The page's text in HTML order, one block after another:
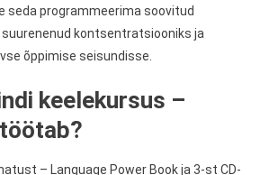
seda programmeerima soovitud
kontsentratsiooniks ja
õppimise seisundisse.
keelekursus –
– Language Power Book ja 3-st CD-